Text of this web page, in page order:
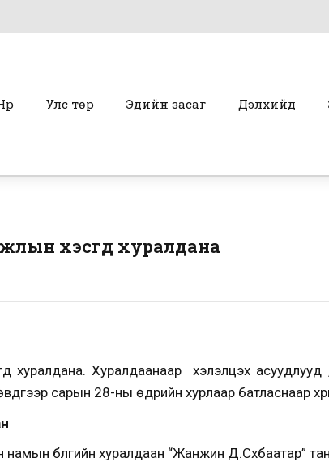
Улс төр Эдийн засаг Дэлхийд
хэсгүүд хуралдана
хуралдана. Хуралдаанаар хэлэлцэх
сарын 28-ны өдрийн хурлаар батласнаар
бүлгийн хуралдаан “Жанжин Д.Сүхбаатар”